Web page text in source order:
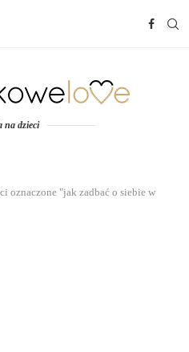
na dzieci
oznaczone "jak zadbać o siebie w